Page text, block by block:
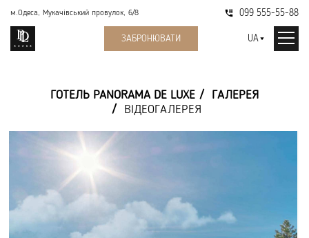
м.Одеса, Мукачівський провулок, 6/8 099 555-55-88
UA
ЗАБРОНЮВАТИ
ГОТЕЛЬ PANORAMA DE LUXE
ГАЛЕРЕЯ
ВІДЕОГАЛЕРЕЯ